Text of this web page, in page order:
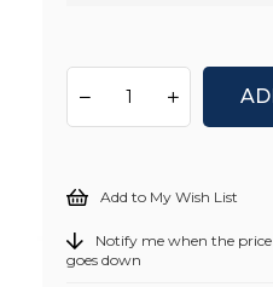
Add to My Wish List
Notify me when the price
goes down